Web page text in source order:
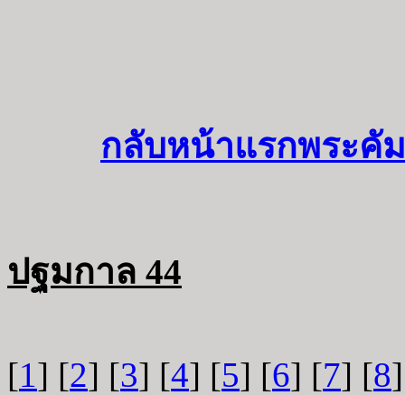
กลับหน้าแรกพระคั
ปฐมกาล 44
[1] [2] [3] [4] [5] [6] [7] [8